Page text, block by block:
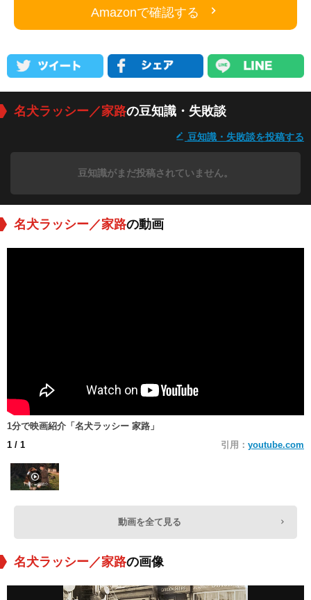
Amazonで確認する
名犬ラッシー／家路の豆知識・失敗談
豆知識・失敗談を投稿する
豆知識がまだ投稿されていません。
名犬ラッシー／家路の動画
1分で映画紹介「名犬ラッシー 家路」
1 / 1 引用： youtube.com
動画を全て見る
名犬ラッシー／家路の画像